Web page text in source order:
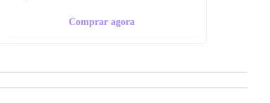
Comprar agora